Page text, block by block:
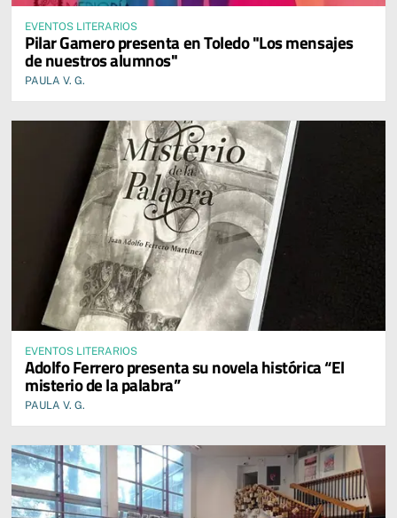
EVENTOS LITERARIOS
Pilar Gamero presenta en Toledo "Los mensajes
de nuestros alumnos"
PAULA V. G.
EVENTOS LITERARIOS
Adolfo Ferrero presenta su novela histórica “El
misterio de la palabra”
PAULA V. G.